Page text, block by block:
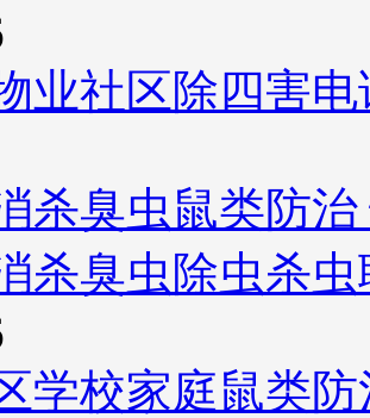
业社区除四害
杀臭虫鼠类防
杀臭虫除虫杀
学校家庭鼠类